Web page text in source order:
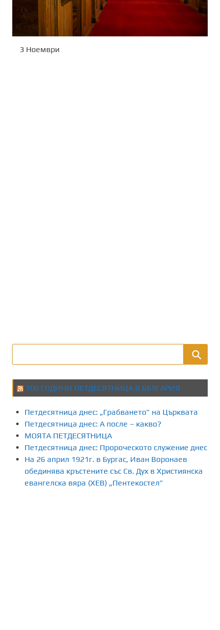
3 Ноември
100 ГОДИНИ ПЕТДЕСЯТНИЦА В БЪЛГАРИЯ
Петдесятница днес: „Грабването” на Църквата
Петдесятница днес: А после – какво?
МОЯТА ПЕТДЕСЯТНИЦА
Петдесятница днес: Пророческото служение днес
На 26 април 1921г. в Бургас, Иван Воронаев
обединява кръстените със Св. Дух в Християнска
евангелска вяра (ХЕВ) „Пентекостел”